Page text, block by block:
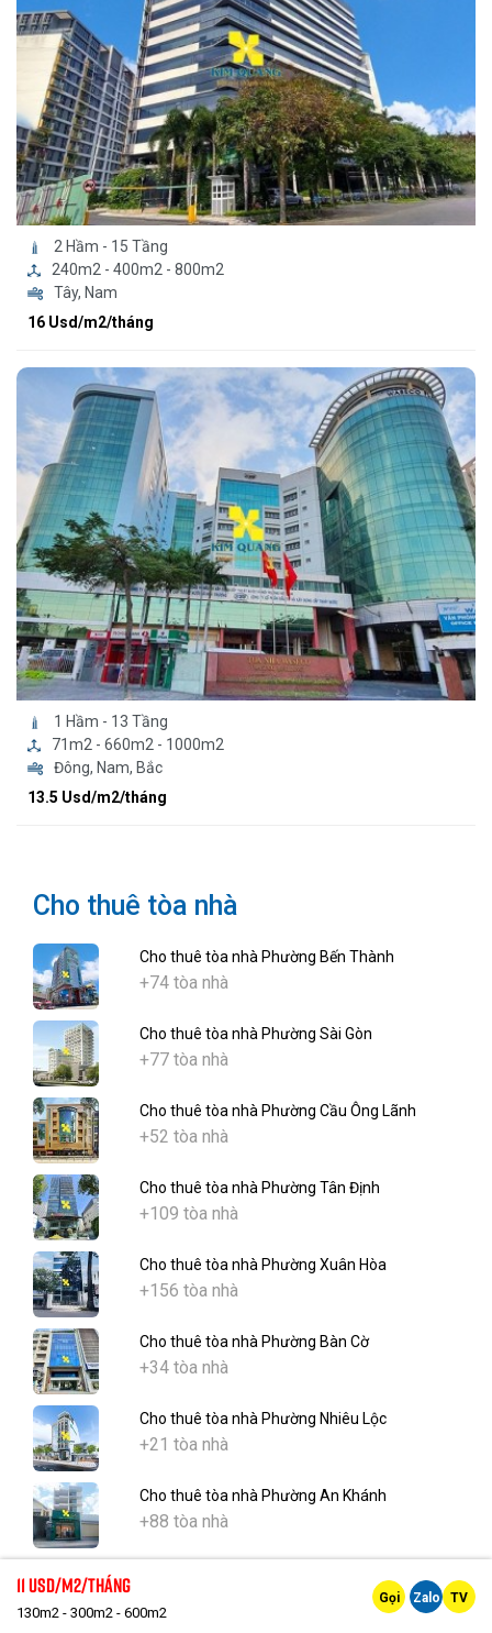
2 Hầm - 15 Tầng
240m2 - 400m2 - 800m2
Tây, Nam
16 Usd/m2/tháng
1 Hầm - 13 Tầng
71m2 - 660m2 - 1000m2
Đông, Nam, Bắc
13.5 Usd/m2/tháng
Cho thuê tòa nhà
Cho thuê tòa nhà Phường Bến Thành
+74 tòa nhà
Cho thuê tòa nhà Phường Sài Gòn
+77 tòa nhà
Cho thuê tòa nhà Phường Cầu Ông Lãnh
+52 tòa nhà
Cho thuê tòa nhà Phường Tân Định
+109 tòa nhà
Cho thuê tòa nhà Phường Xuân Hòa
+156 tòa nhà
Cho thuê tòa nhà Phường Bàn Cờ
+34 tòa nhà
Cho thuê tòa nhà Phường Nhiêu Lộc
+21 tòa nhà
Cho thuê tòa nhà Phường An Khánh
+88 tòa nhà
11 Usd/m2/tháng
130m2 - 300m2 - 600m2
Gọi Zalo TV